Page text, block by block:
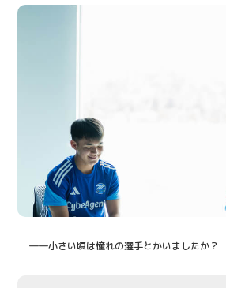
――小さい頃は憧れの選手とかいましたか？